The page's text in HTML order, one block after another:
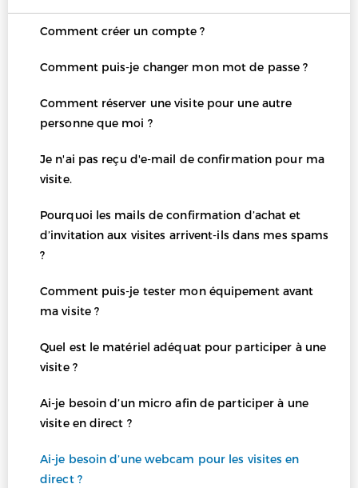
Comment créer un compte ?
Comment puis-je changer mon mot de passe ?
Comment réserver une visite pour une autre
personne que moi ?
Je n'ai pas reçu d'e-mail de confirmation pour ma
visite.
Pourquoi les mails de confirmation d’achat et
d’invitation aux visites arrivent-ils dans mes spams
?
Comment puis-je tester mon équipement avant
ma visite ?
Quel est le matériel adéquat pour participer à une
visite ?
Ai-je besoin d’un micro afin de participer à une
visite en direct ?
Ai-je besoin d’une webcam pour les visites en
direct ?